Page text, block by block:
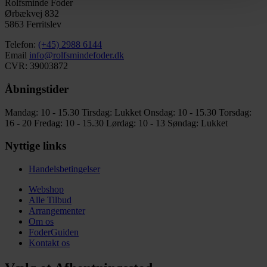
Rolfsminde Foder
Ørbækvej 832
5863 Ferritslev
Telefon: (+45) 2988 6144
Email info@rolfsmindefoder.dk
CVR: 39003872
Åbningstider
Mandag: 10 - 15.30 Tirsdag: Lukket Onsdag: 10 - 15.30 Torsdag:
16 - 20 Fredag: 10 - 15.30 Lørdag: 10 - 13 Søndag: Lukket
Nyttige links
Handelsbetingelser
Webshop
Alle Tilbud
Arrangementer
Om os
FoderGuiden
Kontakt os